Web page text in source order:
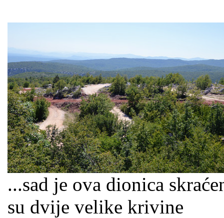
...sad je ova dionica
su dvije velike krivine